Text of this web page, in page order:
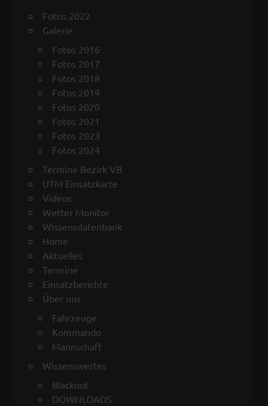
Fotos 2022
Galerie
Fotos 2016
Fotos 2017
Fotos 2018
Fotos 2019
Fotos 2020
Fotos 2021
Fotos 2023
Fotos 2024
Termine Bezirk VB
UTM Einsatzkarte
Videos
Wetter Monitor
Wissensdatenbank
Home
Aktuelles
Termine
Einsatzberichte
Über uns
Fahrzeuge
Kommando
Mannschaft
Wissenswertes
Blackout
DOWNLOADS